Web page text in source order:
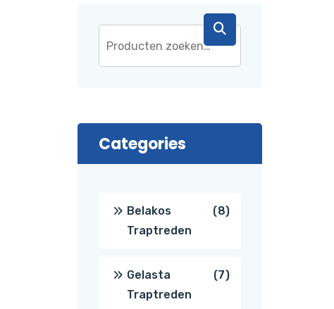
Categories
Belakos
Traptreden
88
Gelasta
Traptreden
77